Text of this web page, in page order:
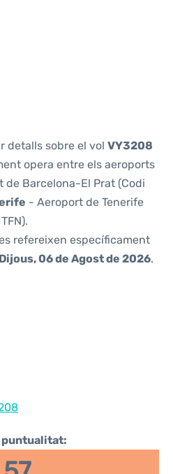
detalls sobre el vol VY3208
opera entre els aeroports
de Barcelona-El Prat (Codi
- Aeroport de Tenerife
refereixen específicament
Dijous, 06 de Agost de 2026.
puntualitat: